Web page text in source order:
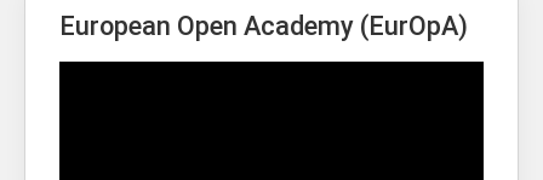
European Open Academy (EurOpA)